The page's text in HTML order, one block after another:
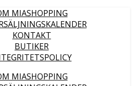
MIASHOPPING
KONTAKT
BUTIKER
MIASHOPPING